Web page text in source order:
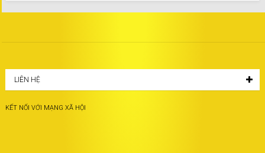
LIÊN HỆ
KẾT NỐI VỚI MẠNG XÃ HỘI